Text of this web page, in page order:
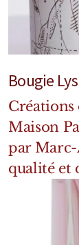
Bougie
Créations
Maison
par
qualité et